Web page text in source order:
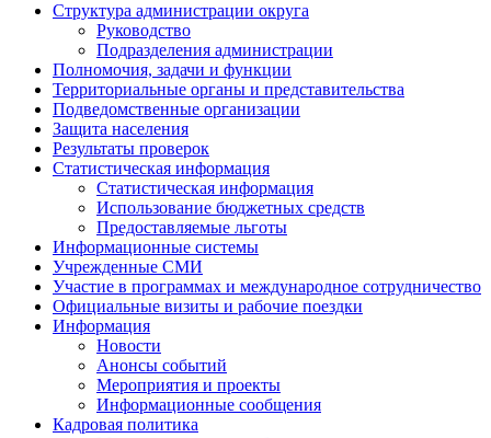
Структура администрации округа
Руководство
Подразделения администрации
Полномочия, задачи и функции
Территориальные органы и представительства
Подведомственные организации
Защита населения
Результаты проверок
Статистическая информация
Статистическая информация
Использование бюджетных средств
Предоставляемые льготы
Информационные системы
Учрежденные СМИ
Участие в программах и международное сотрудничество
Официальные визиты и рабочие поездки
Информация
Новости
Анонсы событий
Мероприятия и проекты
Информационные сообщения
Кадровая политика